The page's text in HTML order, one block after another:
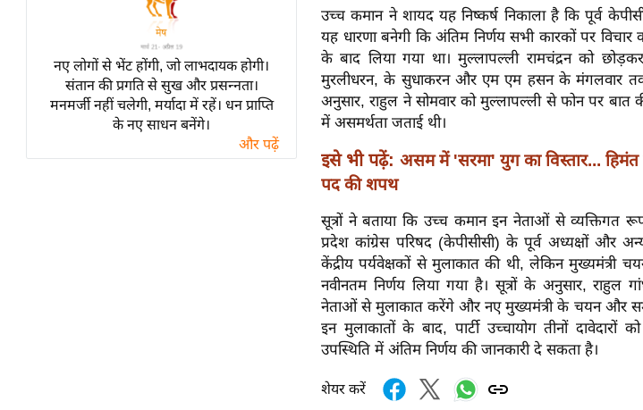
त्योहार
राशिफल
विशेष
नए लोगों से भेंट होंगी, जो लाभदायक होगी।
संतान की प्रगति से सुख और प्रसन्नता।
मनमर्जी नहीं चलेगी, मर्यादा में रहें। धन प्राप्ति
के नए साधन बनेंगे।
और पढ़ें
उच्च कमान ने शायद यह निष्कर्ष निकाला है कि पूर्व
यह धारणा बनेगी कि अंतिम निर्णय सभी कारकों पर
के बाद लिया गया था। मुल्लापल्ली रामचंद्रन को
मुरलीधरन, के सुधाकरन और एम एम हसन के मंगलवार तक
अनुसार, राहुल ने सोमवार को मुल्लापल्ली से फोन पर बात
में असमर्थता जताई थी।
इसे भी पढ़ें: असम में 'सरमा' युग का विस्तार... हिमंत
पद की शपथ
सूत्रों ने बताया कि उच्च कमान इन नेताओं से व्यक्तिगत
प्रदेश कांग्रेस परिषद (केपीसीसी) के पूर्व अध्यक्षों और
केंद्रीय पर्यवेक्षकों से मुलाकात की थी, लेकिन मुख्यमंत्री
नवीनतम निर्णय लिया गया है। सूत्रों के अनुसार, राहुल
नेताओं से मुलाकात करेंगे और नए मुख्यमंत्री के चयन और
इन मुलाकातों के बाद, पार्टी उच्चायोग तीनों
उपस्थिति में अंतिम निर्णय की जानकारी दे सकता है।
शेयर करें